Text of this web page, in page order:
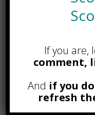
If you are,
comment,
And if you
refresh